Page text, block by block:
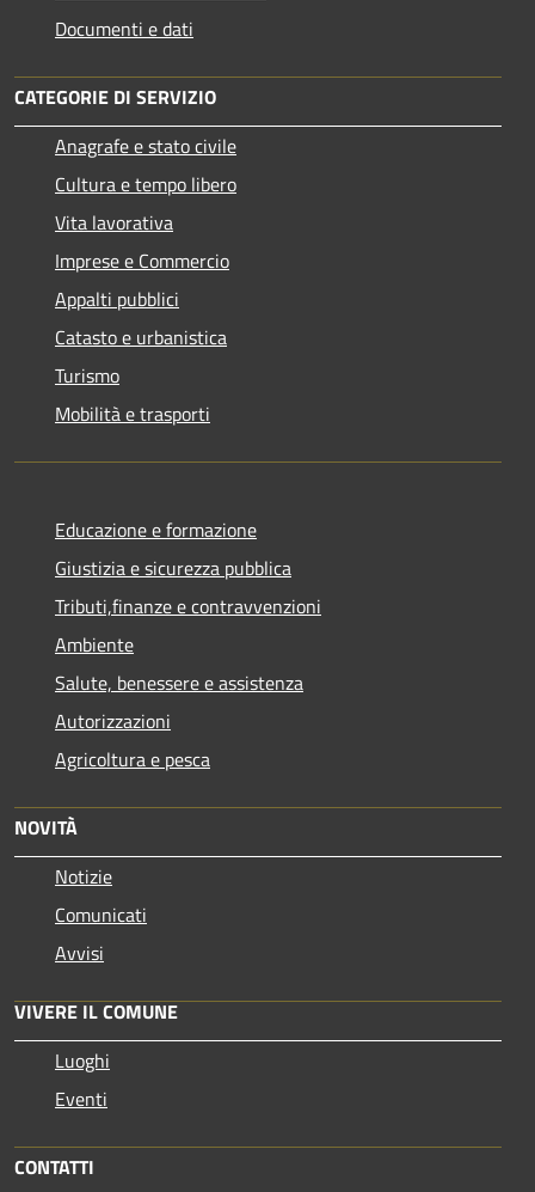
Documenti e dati
CATEGORIE DI SERVIZIO
Anagrafe e stato civile
Cultura e tempo libero
Vita lavorativa
Imprese e Commercio
Appalti pubblici
Catasto e urbanistica
Turismo
Mobilità e trasporti
Educazione e formazione
Giustizia e sicurezza pubblica
Tributi,finanze e contravvenzioni
Ambiente
Salute, benessere e assistenza
Autorizzazioni
Agricoltura e pesca
NOVITÀ
Notizie
Comunicati
Avvisi
VIVERE IL COMUNE
Luoghi
Eventi
CONTATTI